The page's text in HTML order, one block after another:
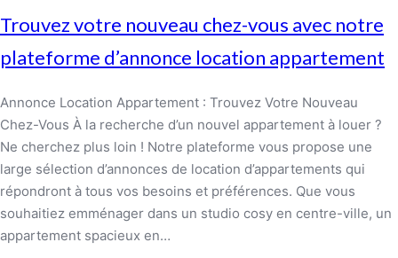
Trouvez votre nouveau chez-vous avec notre
plateforme d’annonce location appartement
Annonce Location Appartement : Trouvez Votre Nouveau
Chez-Vous À la recherche d’un nouvel appartement à louer ?
Ne cherchez plus loin ! Notre plateforme vous propose une
large sélection d’annonces de location d’appartements qui
répondront à tous vos besoins et préférences. Que vous
souhaitiez emménager dans un studio cosy en centre-ville, un
appartement spacieux en…